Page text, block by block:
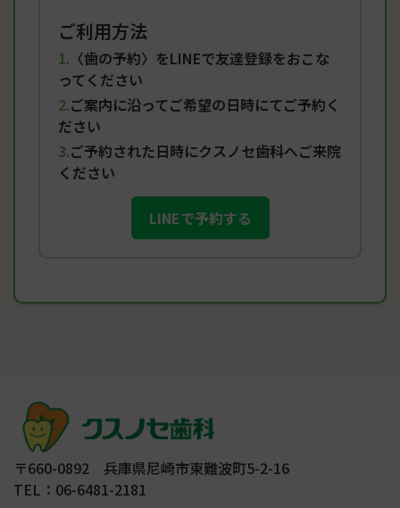
ご利用方法
〈歯の予約〉をLINEで友達登録をおこな
ってください
ご案内に沿ってご希望の日時にてご予約く
ださい
ご予約された日時にクスノセ歯科へご来院
ください
LINEで予約する
〒660-0892 兵庫県尼崎市東難波町5-2-16
TEL：06-6481-2181